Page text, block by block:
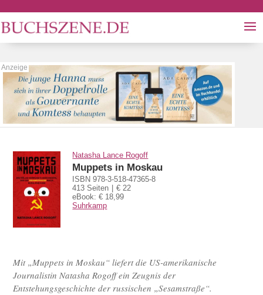
Natasha Lance Rogoff
Muppets in Moskau
ISBN 978-3-518-47365-8
413 Seiten
€ 22
eBook: € 18,99
Suhrkamp
Mit „Muppets in Moskau“ liefert die US-amerikanische
Journalistin Natasha Rogoff ein Zeugnis der
Entstehungsgeschichte der russischen „Sesamstraße“.